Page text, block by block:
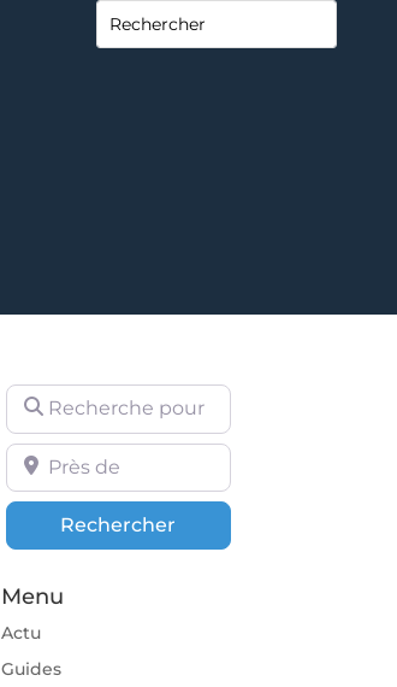
Recherche pour
Près de
Rechercher
Menu
Actu
Guides